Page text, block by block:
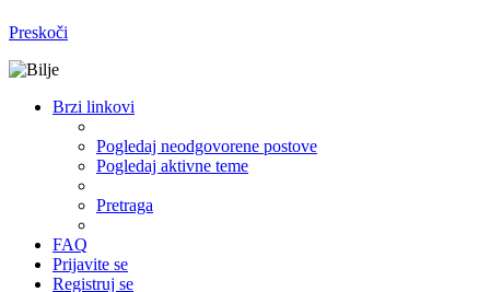
Preskoči
Brzi linkovi
Pogledaj neodgovorene postove
Pogledaj aktivne teme
Pretraga
FAQ
Prijavite se
Registruj se